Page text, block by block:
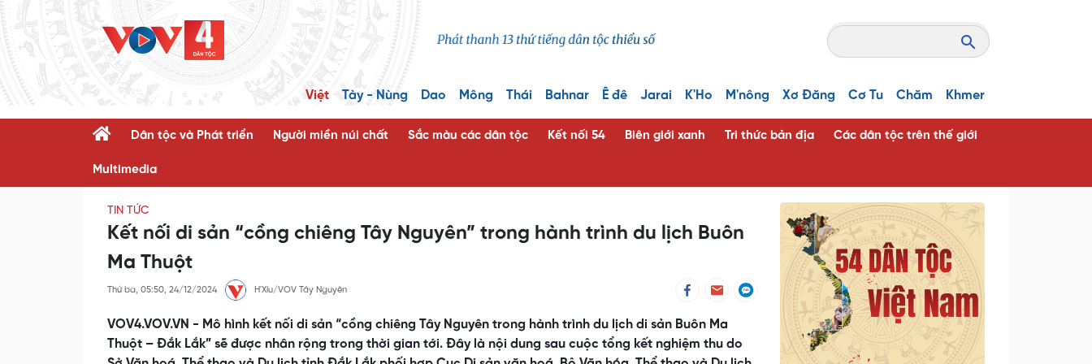
Việt Tày - Nùng Dao Mông Thái Bahnar Ê đê Jarai K'Ho M'nông Xơ Đăng Cơ Tu Chăm Khmer
Dân tộc và Phát triển Người miền núi chất Sắc màu các dân tộc Kết nối 54 Biên giới xanh Tri thức bản địa Các dân tộc trên thế giới
Multimedia
TIN TỨC
Kết nối di sản “cồng chiêng Tây Nguyên” trong hành trình du lịch Buôn
Ma Thuột
Thứ ba, 05:50, 24/12/2024 H'Xíu/VOV Tây Nguyên
VOV4.VOV.VN - Mô hình kết nối di sản “cồng chiêng Tây Nguyên trong hành trình du lịch di sản Buôn Ma
Thuột – Đắk Lắk” sẽ được nhân rộng trong thời gian tới. Đây là nội dung sau cuộc tổng kết nghiệm thu do